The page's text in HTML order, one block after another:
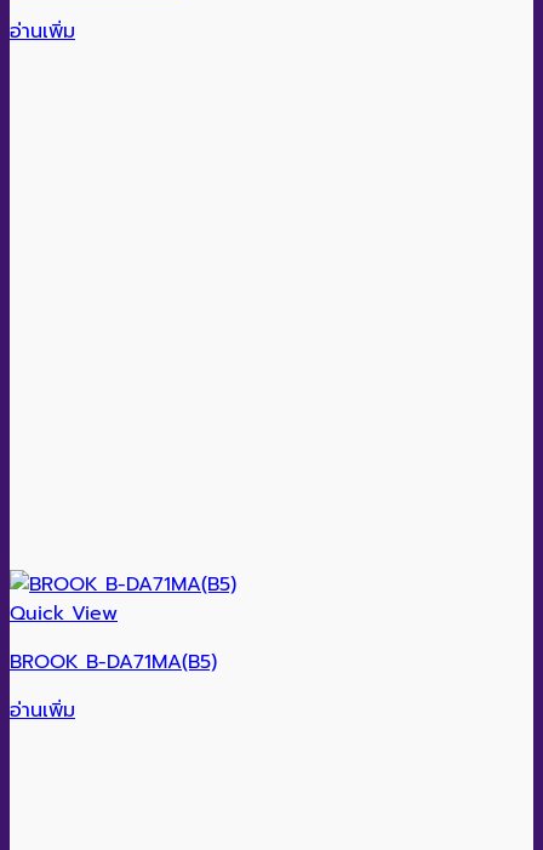
อ่านเพิ่ม
Quick View
BROOK B-DA71MA(B5)
อ่านเพิ่ม